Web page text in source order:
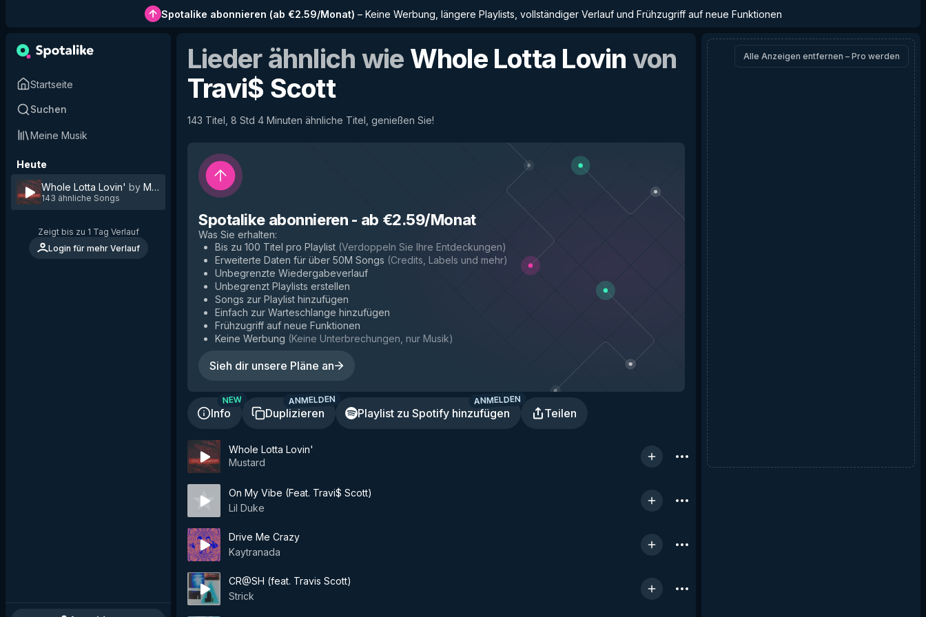
Spotalike abonnieren (ab €2.59/Monat) – Keine Werbung, längere Playlists, vollständiger Verlauf und Frühzugriff auf neue Funktionen
Startseite
Suchen
Meine Musik
Heute
Whole Lotta Lovin' by Mustard
143 ähnliche Songs
Zeigt bis zu 1 Tag Verlauf
Login für mehr Verlauf
Lieder ähnlich wie Whole Lotta Lovin von
Travi$ Scott
143 Titel, 8 Std 4 Minuten ähnliche Titel, genießen Sie!
Spotalike abonnieren - ab €2.59/Monat
Was Sie erhalten:
Bis zu 100 Titel pro Playlist (Verdoppeln Sie Ihre Entdeckungen)
Erweiterte Daten für über 50M Songs (Credits, Labels und mehr)
Unbegrenzte Wiedergabeverlauf
Unbegrenzt Playlists erstellen
Songs zur Playlist hinzufügen
Einfach zur Warteschlange hinzufügen
Frühzugriff auf neue Funktionen
Keine Werbung (Keine Unterbrechungen, nur Musik)
Sieh dir unsere Pläne an
Info
NEW
Duplizieren
ANMELDEN
Playlist zu Spotify hinzufügen
ANMELDEN
Teilen
Whole Lotta Lovin'
Mustard
On My Vibe (Feat. Travi$ Scott)
Lil Duke
Drive Me Crazy
Kaytranada
CR@SH (feat. Travis Scott)
Strick
Alle Anzeigen entfernen – Pro werden